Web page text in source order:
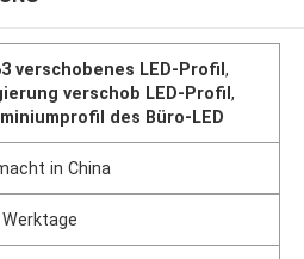
verschobenes LED-Profil,
verschob LED-Profil,
des Büro-LED
in China